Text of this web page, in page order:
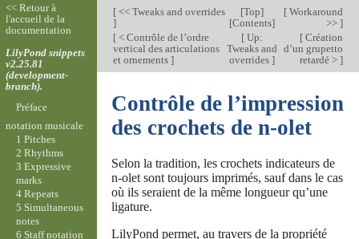
[<< Tweaks and overrides
]
[Top]
[Contents]
[Workaround
>> ]
[< Contrôle de l’ordre
vertical des articulations
et ornements ]
[ Up:
Tweaks and
overrides]
[Création
d’un grupetto
retardé > ]
Contrôle de l’impression
des crochets de n-olet
Selon la tradition, les crochets indicateurs de
n-olet sont toujours imprimés, sauf dans le cas
où ils seraient de la même longueur qu’une
ligature.
LilyPond permet, au travers de la propriété
<< Retour à
l'accueil de la
documentation
LilyPond snippets
v2.25.81
(development-
branch).
Préface
notation musicale
1 Pitches
2 Rhythms
3 Expressive
marks
4 Repeats
5 Simultaneous
notes
6 Staff notation